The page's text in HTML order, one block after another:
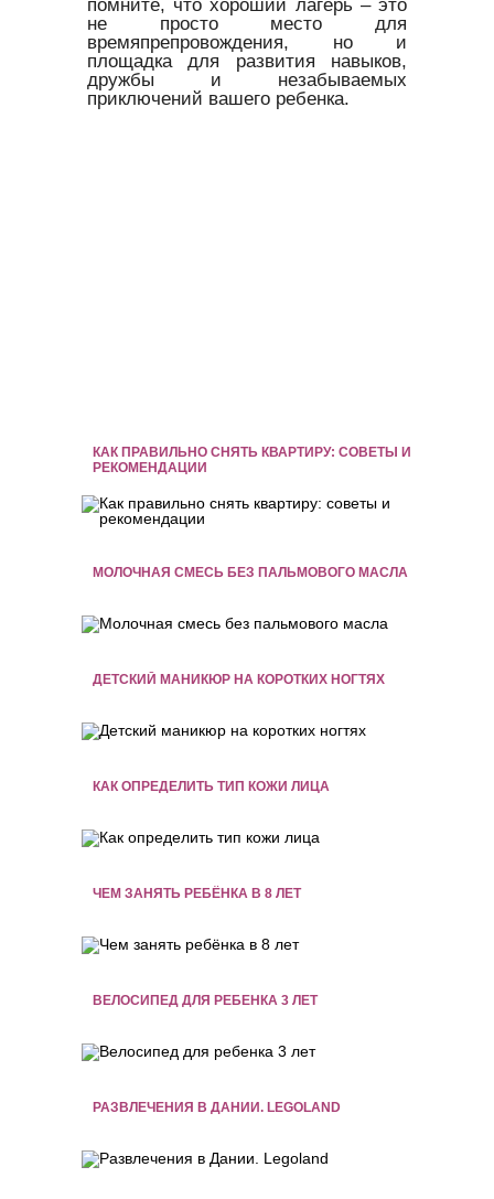
помните, что хороший лагерь – это
не просто место для
времяпрепровождения, но и
площадка для развития навыков,
дружбы и незабываемых
приключений вашего ребенка.
КАК ПРАВИЛЬНО СНЯТЬ КВАРТИРУ: СОВЕТЫ И
РЕКОМЕНДАЦИИ
МОЛОЧНАЯ СМЕСЬ БЕЗ ПАЛЬМОВОГО МАСЛА
ДЕТСКИЙ МАНИКЮР НА КОРОТКИХ НОГТЯХ
КАК ОПРЕДЕЛИТЬ ТИП КОЖИ ЛИЦА
ЧЕМ ЗАНЯТЬ РЕБЁНКА В 8 ЛЕТ
ВЕЛОСИПЕД ДЛЯ РЕБЕНКА 3 ЛЕТ
РАЗВЛЕЧЕНИЯ В ДАНИИ. LEGOLAND